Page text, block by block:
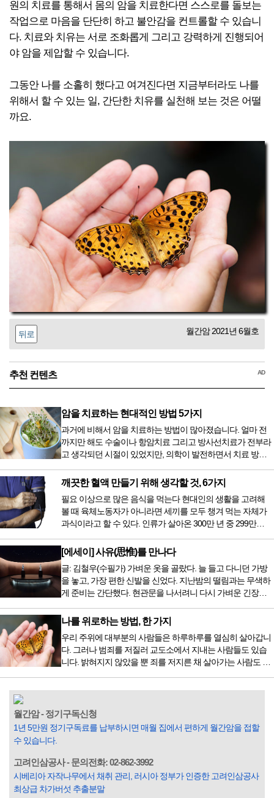
원의 치료를 통해서 몸의 암을 치료한다면 스스로를 돌보는
작업으로 마음을 단단히 하고 불안감을 컨트롤할 수 있습니
다. 치료와 치유는 서로 조화롭게 그리고 강력하게 진행되어
야 암을 제압할 수 있습니다.
그동안 나를 소홀히 했다고 여겨진다면 지금부터라도 나를
위해서 할 수 있는 일, 간단한 치유를 실천해 보는 것은 어떨
까요.
뒤로 월간암 2021년 6월호
추천 컨텐츠 AD
암을 치료하는 현대적인 방법 5가지
과거에 비해서 암을 치료하는 방법이 많아졌습니다. 얼마 전
까지만 해도 수술이나 항암치료 그리고 방사선치료가 전부라
고 생각되던 시절이 있었지만, 의학이 발전하면서 치료 방법
오면서 암을 치료하는 방법이 하나 더 추가되었습니다. 중입
자 치료를 받기 위해서는 일본이나 독일 등 중입자 치료기가
있는 나라에 가서 힘들게 치료받았지만 얼마 전 국내 도입 후
전립선암 환자를 시작으로 중입자 치료기가 가동되었습니다.
치료 범위가 한정되어 모든 암 환자가 중입자 치료를 받을 수
는 없지만 치료...
깨끗한 혈액 만들기 위해 생각할 것, 6가지
필요 이상으로 많은 음식을 먹는다 현대인의 생활을 고려해
볼 때 육체노동자가 아니라면 세끼를 모두 챙겨 먹는 자체가
과식이라고 할 수 있다. 인류가 살아온 300만 년 중 299만
저녁을 습관적으로 음식을 섭취한다. 게다가 밤늦은 시간까지
음식을 먹거나, 아침에 식욕이 없는데도 ‘아침을 먹어야 하루
가 활기차다’라는 이야기에 사로잡혀 억지로 먹는 경우가 많
다. 식욕이 없다는 느낌은 본능이 보내는 신호다. 즉 먹어도 소
화할 힘이 없다거나 더 이상 먹으면 혈액 안에 잉여물...
[에세이] 사유(思惟)를 만나다
글: 김철우(수필가) 가벼운 옷을 골랐다. 늘 들고 다니던 가방
을 놓고, 가장 편한 신발을 신었다. 지난밤의 떨림과는 무색하
게 준비는 간단했다. 현관문을 나서려니 다시 가벼운 긴장감
막이 열리기 전. 그 특유의 무대 냄새를 맡았을 때의 긴장감 같
은 것이었다. 두 금동 미륵 반가사유상을 만나러 가는 길은 그
렇게 시작됐다. 두 반가사유상을 알게 된 것은 몇 해 전이었다.
잡지의 발행인으로 독자에게 선보일 좋은 콘텐츠를 고민하던
중 우리 문화재를 하나씩 소개하고자...
나를 위로하는 방법, 한 가지
우리 주위에 대부분의 사람들은 하루하루를 열심히 살아갑니
다. 그러나 범죄를 저질러 교도소에서 지내는 사람들도 있습
니다. 밝혀지지 않았을 뿐 죄를 저지른 채 살아가는 사람도 있
입힌다는 것입니다. 미꾸라지 한 마리가 시냇물을 흐린다는
옛말이 그저 허투루 생기지는 않은 듯합니다. 대부분의 사람
들은 열심히 살아갑니다. 그렇다고 97%의 사람들이 모두 착
월간암 - 정기구독신청
1년 5만원 정기구독료를 납부하시면 매월 집에서 편하게 월간암을 접할
수 있습니다.
고려인삼공사 - 문의전화: 02-862-3992
시베리아 자작나무에서 채취 관리, 러시아 정부가 인증한 고려인삼공사
최상급 차가버섯 추출분말